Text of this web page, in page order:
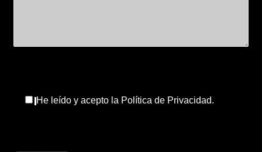
He leído y acepto la Política de Privacidad.